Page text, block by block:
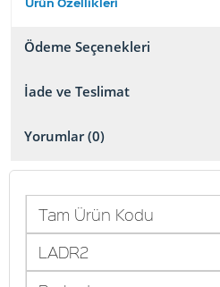
Ödeme Seçenekleri
İade ve Teslimat
Yorumlar (0)
Tam Ürün Kodu
LADR2